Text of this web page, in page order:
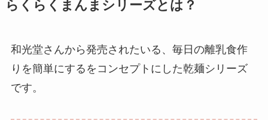
らくらくまんまシリーズとは？
和光堂さんから発売されたいる、毎日の離乳食作
りを簡単にするをコンセプトにした乾麺シリーズ
です。